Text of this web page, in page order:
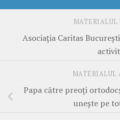
MATERIALUL
Asociația Caritas
MATERIALUL
Papa către preoți
unește pe